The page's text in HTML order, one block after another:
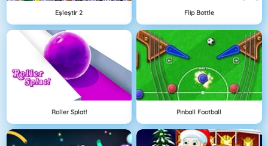
Eşleştir 2 Flip Bottle
Roller Splat! Pinball Football